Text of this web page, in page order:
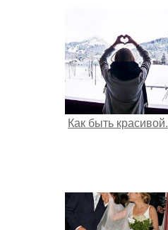
Как быть красивой.